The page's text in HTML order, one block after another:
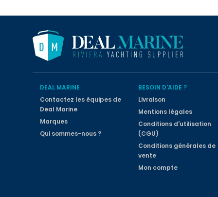
DEAL MARINE
Contactez les équipes de
Deal Marine
Marques
Qui sommes-nous ?
BESOIN D'AIDE ?
Livraison
Mentions légales
Conditions d'utilisation
(CGU)
Conditions générales de
vente
Mon compte